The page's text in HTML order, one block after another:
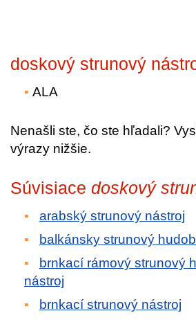
doskový strunový
ALA
Nenašli ste, čo ste hľadali?
výrazy nižšie.
Súvisiace doskový
arabský strunový nástroj
balkánsky strunový
brnkací rámový strunový
nástroj
brnkací strunový nástroj